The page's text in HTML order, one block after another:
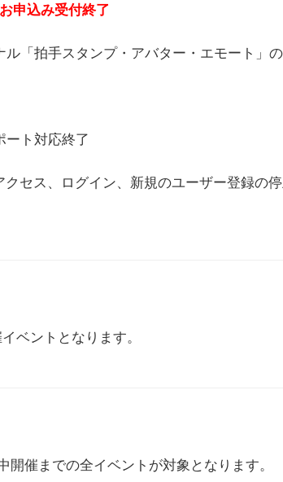
申込み受付終了
「拍手スタンプ・アバター・エモート」
ート対応終了
クセス、ログイン、新規のユーザー登録の
ベントとなります。
催までの全イベントが対象となります。